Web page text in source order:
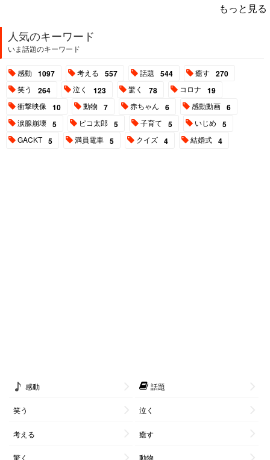
もっと見る
人気のキーワード
いま話題のキーワード
感動 1097 考える 557 話題 544 癒す 270
笑う 264 泣く 123 驚く 78 コロナ 19
衝撃映像 10 動物 7 赤ちゃん 6 感動動画 6
涙腺崩壊 5 ピコ太郎 5 子育て 5 いじめ 5
GACKT 5 満員電車 5 クイズ 4 結婚式 4
感動 話題
笑う 泣く
考える 癒す
驚く 動物